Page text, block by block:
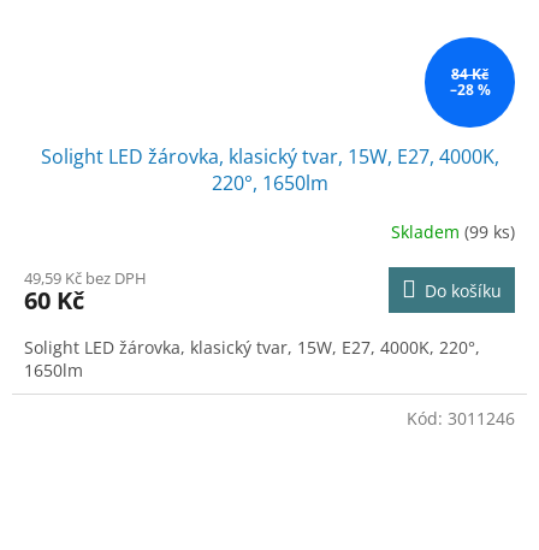
84 Kč
–28 %
Solight LED žárovka, klasický tvar, 15W, E27, 4000K,
220°, 1650lm
Skladem (99 ks)
49,59 Kč bez DPH
60 Kč Do košíku
Solight LED žárovka, klasický tvar, 15W, E27, 4000K, 220°,
1650lm
Kód: 3011246